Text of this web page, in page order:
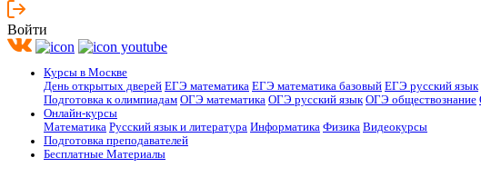
Войти
Курсы в Москве
День открытых дверей ЕГЭ математика ЕГЭ математика базовый ЕГЭ русский язык
Подготовка к олимпиадам ОГЭ математика ОГЭ русский язык ОГЭ обществознание
Онлайн-курсы
Математика Русский язык и литература Информатика Физика Видеокурсы
Подготовка преподавателей
Бесплатные Материалы